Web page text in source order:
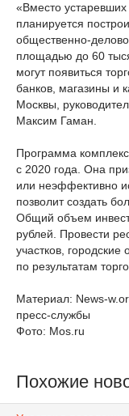
«Вместо
планируется
общественно-
площадью до 60
могут появиться
банков, магазины и
Москвы,
Максим Гаман.
Программа
с 2020 года. Она
или неэффективно
позволит создать
Общий объем
рублей. Провести
участков,
по результатам
Материал: News-
пресс-службы
Фото: Mos.ru
Похожие